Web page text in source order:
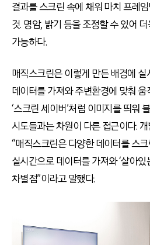
결과를 스크린 속에 채워 마치 프레
것. 명암, 밝기 등을 조정할 수 있어
가능하다.
매직스크린은 이렇게 만든 배경에 실
데이터를 가져와 주변환경에 맞춰
‘스크린 세이버’처럼 이미지를 띄워
시도들과는 차원이 다른 접근이다.
“매직스크린은 다양한 데이터를 스
실시간으로 데이터를 가져와 ‘살아있
차별점”이라고 말했다.